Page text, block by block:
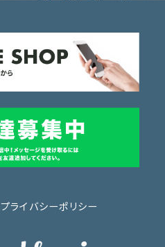
プライバシーポリシー